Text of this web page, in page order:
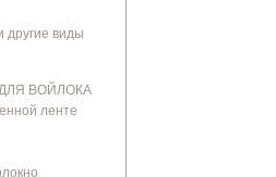
другие виды
ВОЙЛОКА
ленте